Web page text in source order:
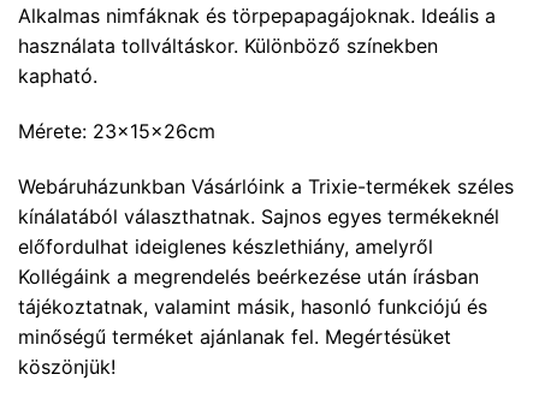
Alkalmas nimfáknak és törpepapagájoknak. Ideális a
használata tollváltáskor. Különböző színekben
kapható.
Mérete: 23x15x26cm
Webáruházunkban Vásárlóink a Trixie-termékek széles
kínálatából választhatnak. Sajnos egyes termékeknél
előfordulhat ideiglenes készlethiány, amelyről
Kollégáink a megrendelés beérkezése után írásban
tájékoztatnak, valamint másik, hasonló funkciójú és
minőségű terméket ajánlanak fel. Megértésüket
köszönjük!